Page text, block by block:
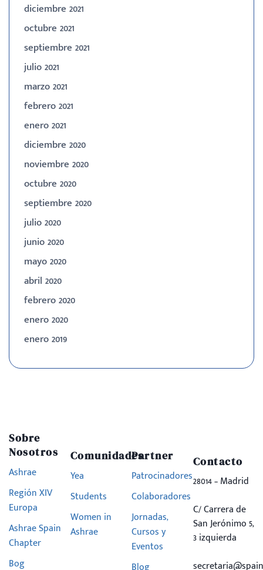
diciembre 2021
octubre 2021
septiembre 2021
julio 2021
marzo 2021
febrero 2021
enero 2021
diciembre 2020
noviembre 2020
octubre 2020
septiembre 2020
julio 2020
junio 2020
mayo 2020
abril 2020
febrero 2020
enero 2020
enero 2019
Sobre
Nosotros
Ashrae
Región XIV
Europa
Ashrae Spain
Chapter
Bog
Comunidades
Yea
Students
Women in
Ashrae
Partner
Patrocinadores
Colaboradores
Jornadas,
Cursos y
Eventos
Contacto
28014 – Madrid
C/ Carrera de
San Jerónimo 5,
3 izquierda